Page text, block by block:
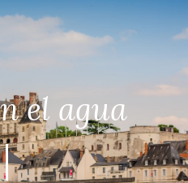
el agua